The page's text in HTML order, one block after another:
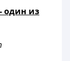
один из